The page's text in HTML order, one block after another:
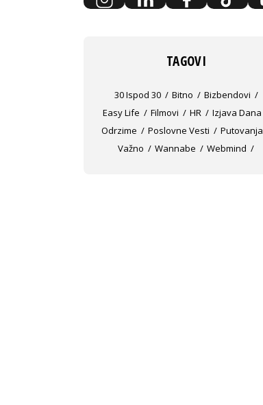
TAGOVI
30 Ispod 30 Bitno
Bizbendovi
Easy Life
Filmovi HR
Izjava Dana
Odrzime
Poslovne Vesti
Putovanja
Važno
Wannabe Webmind